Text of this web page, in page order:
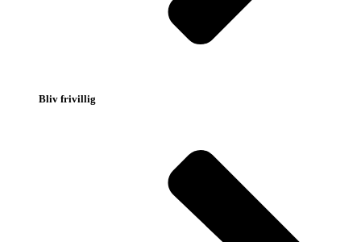
Bliv frivillig